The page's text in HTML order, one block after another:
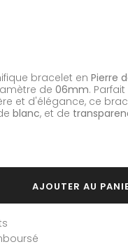
bracelet en Pierre
de 06mm.
et d'élégance, ce
blanc, et de
AJOUTER AU